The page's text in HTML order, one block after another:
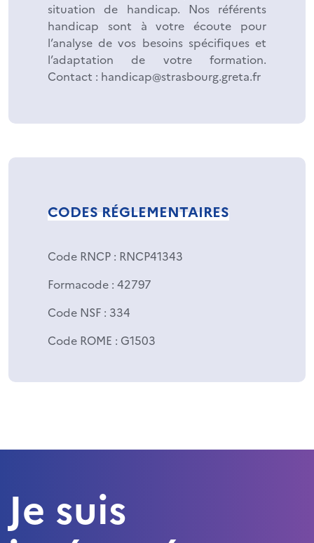
situation de handicap. Nos référents
handicap sont à votre écoute pour
l’analyse de vos besoins spécifiques et
l’adaptation de votre formation.
Contact : handicap@strasbourg.greta.fr
CODES RÉGLEMENTAIRES
Code RNCP : RNCP41343
Formacode : 42797
Code NSF : 334
Code ROME : G1503
Je suis